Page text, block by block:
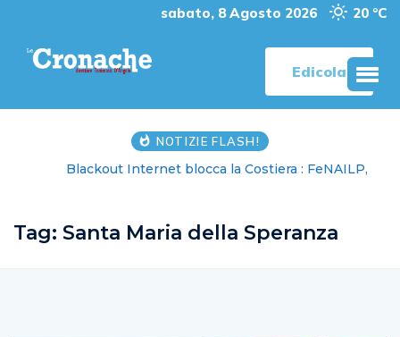
sabato, 8 Agosto 2026 20 °C
Edicola
NOTIZIE FLASH!
Blackout Internet blocca la Costiera : FeNAILP,